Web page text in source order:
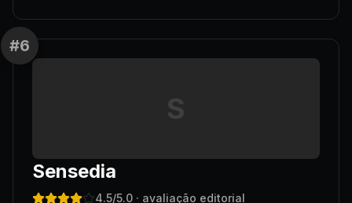
#6
S
Sensedia
4.5/5.0 · avaliação editorial